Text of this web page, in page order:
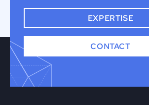
EXPERTISE
CONTACT